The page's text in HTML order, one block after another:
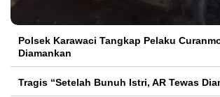
Polsek Karawaci Tangkap Pelaku
Diamankan
Tragis “Setelah Bunuh Istri, AR Tewas